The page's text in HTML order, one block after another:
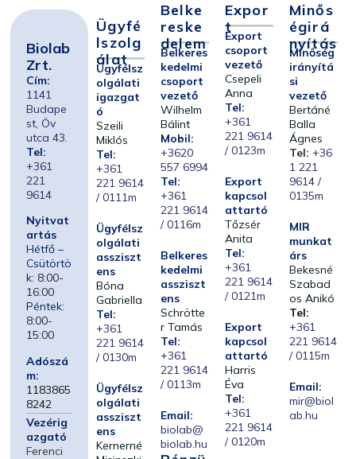
Biolab
Zrt.
Cím:
1141
Budape
st, Öv
utca 43.
Tel:
+361
221
9614
Nyitvat
artás
Hétfő –
Csütörtö
k: 8:00-
16:00
Péntek:
8:00-
15:00
Adószá
m:
1183865
8242
Vezérig
azgató
Ferenci
Ügyfé
Lszolg
Álat
Ügyfélsz
olgálati
igazgat
ó
Szeili
Miklós
Tel:
+361
221 9614
/ 0111m
Ügyfélsz
olgálati
assziszt
ens
Bóna
Gabriella
Tel:
+361
221 9614
/ 0130m
Ügyfélsz
olgálati
assziszt
ens
Kernerné
Belke
Reske
Delem
Belkeres
kedelmi
csoport
vezető
Wilhelm
Bálint
Mobil:
+3620
557 6994
Tel:
+361
221 9614
/ 0116m
Belkeres
kedelmi
assziszt
ens
Schrötte
r Tamás
Tel:
+361
221 9614
/ 0113m
Email:
biolab@
biolab.hu
Expor
T
Export
csoport
vezető
Csepeli
Anna
Tel:
+361
221 9614
/ 0123m
Export
kapcsol
attartó
Tőzsér
Anita
Tel:
+361
221 9614
/ 0121m
Export
kapcsol
attartó
Harris
Éva
Tel:
+361
221 9614
/ 0120m
Minős
Égirá
Nyítás
Minőség
irányítá
si
vezető
Bertáné
Balla
Ágnes
Tel: +36
1 221
9614 /
0135m
MIR
munkat
árs
Bekesné
Szabad
os Anikó
Tel:
+361
221 9614
/ 0115m
Email:
mir@biol
ab.hu